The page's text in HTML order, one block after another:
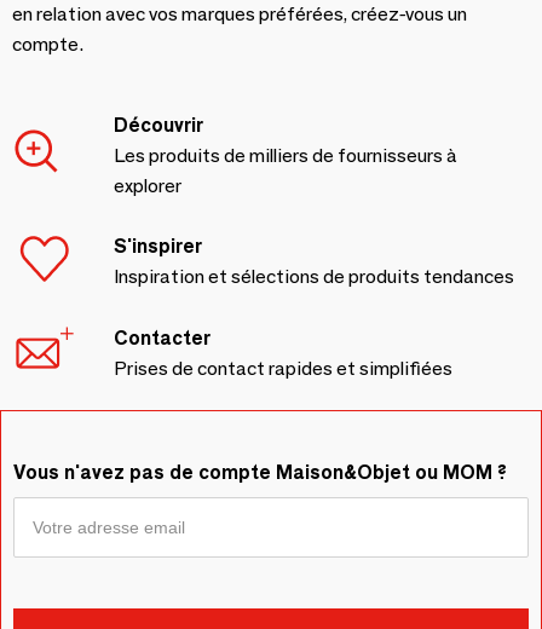
en relation avec vos marques préférées, créez-vous un
compte.
Découvrir
Les produits de milliers de fournisseurs à
explorer
S'inspirer
Inspiration et sélections de produits tendances
Contacter
Prises de contact rapides et simplifiées
Vous n'avez pas de compte Maison&Objet ou MOM ?